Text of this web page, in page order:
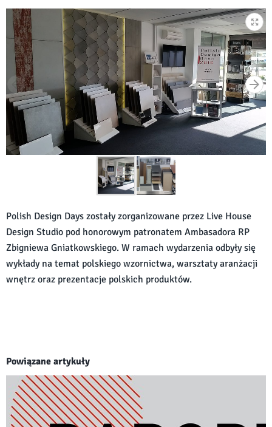
Polish Design Days zostały zorganizowane przez Live House
Design Studio pod honorowym patronatem Ambasadora RP
Zbigniewa Gniatkowskiego. W ramach wydarzenia odbyły się
wykłady na temat polskiego wzornictwa, warsztaty aranżacji
wnętrz oraz prezentacje polskich produktów.
Powiązane artykuły